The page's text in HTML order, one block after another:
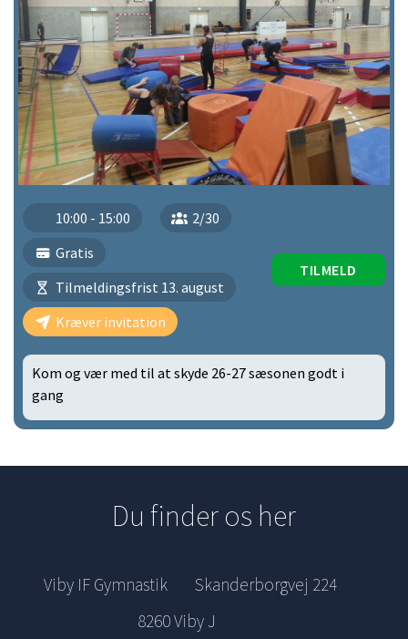
10:00 - 15:00
2/30
Gratis
Tilmeldingsfrist 13. august
Kræver invitation
TILMELD
Kom og vær med til at skyde 26-27 sæsonen godt i
gang
Du finder os her
Viby IF Gymnastik
Skanderborgvej 224
8260 Viby J